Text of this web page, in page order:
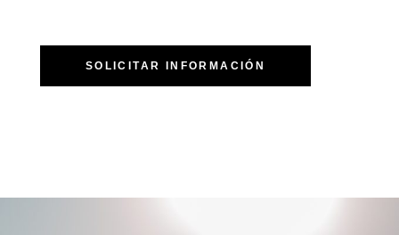
SOLICITAR INFORMACIÓN